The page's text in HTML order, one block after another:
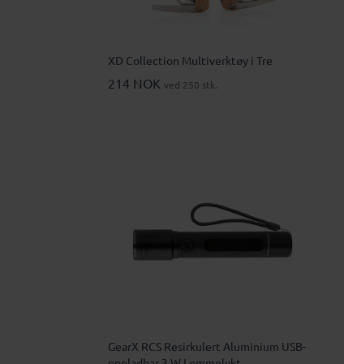
XD Collection Multiverktøy i Tre
214 NOK ved 250 stk.
GearX RCS Resirkulert Aluminium USB-